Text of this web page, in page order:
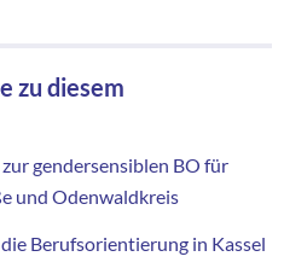
zu diesem
gendersensiblen BO für
und Odenwaldkreis
Berufsorientierung in Kassel